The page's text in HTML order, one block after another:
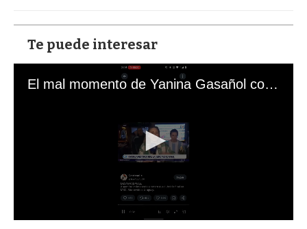
Te puede interesar
El mal momento de Yanina Gasañol con un hincha argentino en "Subrayado"